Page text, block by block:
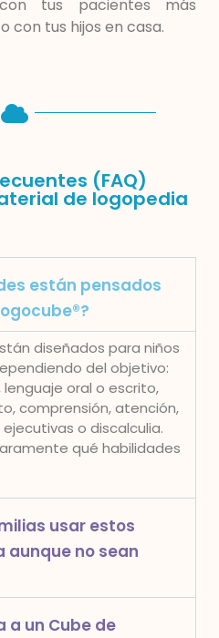
tus pacientes más
con tus hijos en casa.
(FAQ)
de logopedia
están pensados
diseñados para niños
del objetivo:
oral o escrito,
comprensión, atención,
o discalculia.
qué habilidades
usar estos
aunque no sean
a un Cube de